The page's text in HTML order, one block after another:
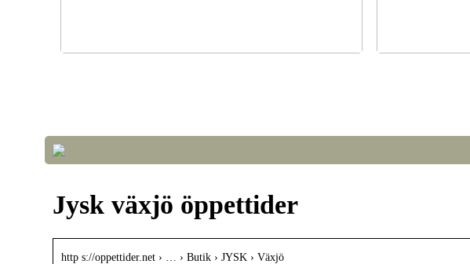
Jysk växjö öppettider
http s://oppettider.net › … › Butik › JYSK › Växjö